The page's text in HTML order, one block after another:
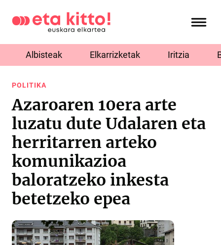
Albisteak Elkarrizketak Iritzia
POLITIKA
Azaroaren 10era arte
luzatu dute Udalaren eta
herritarren arteko
komunikazioa
baloratzeko inkesta
betetzeko epea